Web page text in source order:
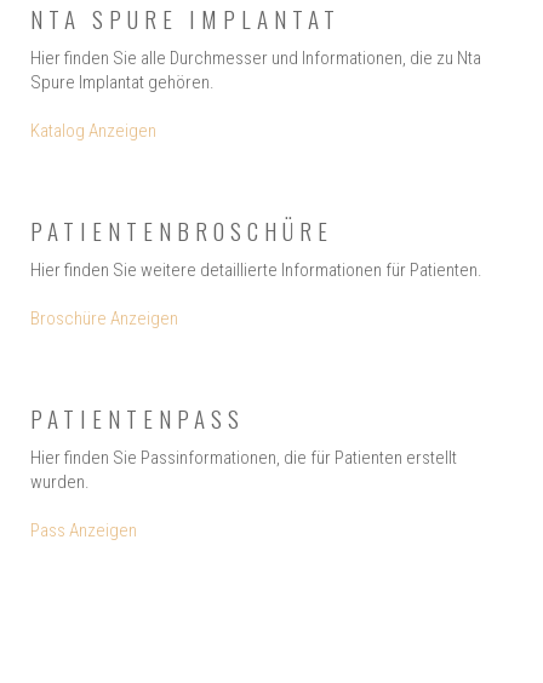
NTA SPURE IMPLANTAT
Hier finden Sie alle Durchmesser und Informationen, die zu Nta
Spure Implantat gehören.
Katalog Anzeigen
PATIENTENBROSCHÜRE
Hier finden Sie weitere detaillierte Informationen für Patienten.
Broschüre Anzeigen
PATIENTENPASS
Hier finden Sie Passinformationen, die für Patienten erstellt
wurden.
Pass Anzeigen